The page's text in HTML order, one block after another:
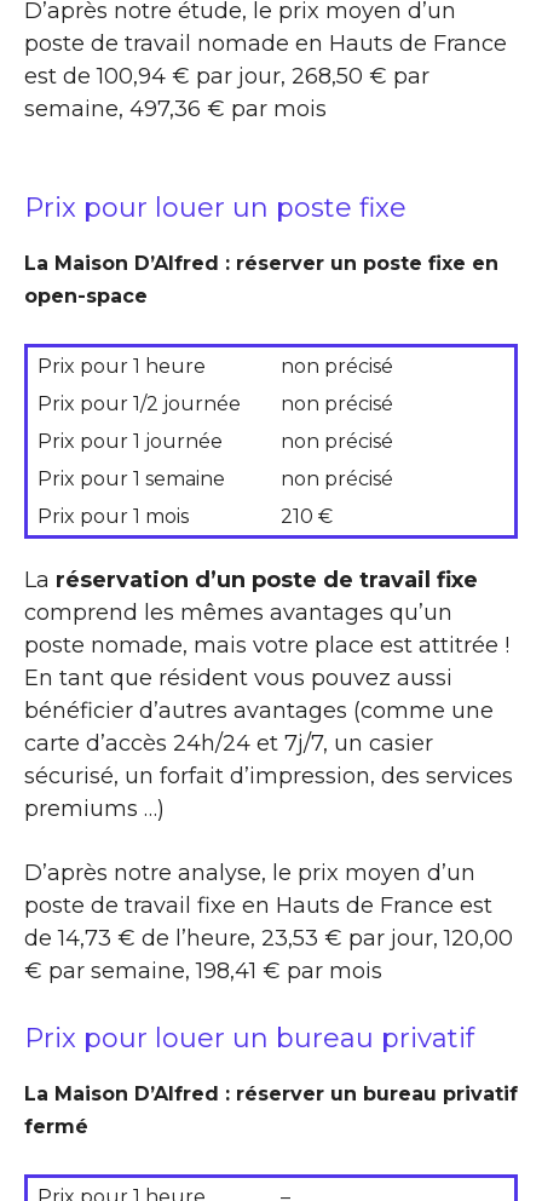
D’après notre étude, le prix moyen d’un
poste de travail nomade en Hauts de France
est de 100,94 € par jour, 268,50 € par
semaine, 497,36 € par mois
Prix pour louer un poste fixe
La Maison D’Alfred : réserver un poste fixe en
open-space
Prix pour 1 heure
non précisé
Prix pour 1/2 journée
non précisé
Prix pour 1 journée
non précisé
Prix pour 1 semaine
non précisé
Prix pour 1 mois
210 €
La réservation d’un poste de travail fixe
comprend les mêmes avantages qu’un
poste nomade, mais votre place est attitrée !
En tant que résident vous pouvez aussi
bénéficier d’autres avantages (comme une
carte d’accès 24h/24 et 7j/7, un casier
sécurisé, un forfait d’impression, des services
premiums …)
D’après notre analyse, le prix moyen d’un
poste de travail fixe en Hauts de France est
de 14,73 € de l’heure, 23,53 € par jour, 120,00
€ par semaine, 198,41 € par mois
Prix pour louer un bureau privatif
La Maison D’Alfred : réserver un bureau privatif
fermé
Prix pour 1 heure –